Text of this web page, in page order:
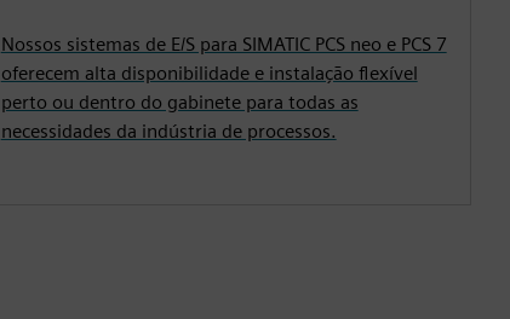
Nossos sistemas de E/S para SIMATIC PCS neo e PCS 7
oferecem alta disponibilidade e instalação flexível
perto ou dentro do gabinete para todas as
necessidades da indústria de processos.